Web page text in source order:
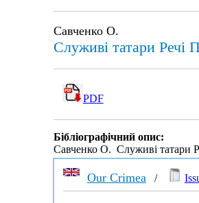
Савченко О.
Служиві татари Речі
PDF
Бібліографічний опис:
Савченко О. Служиві татари
Our Crimea /